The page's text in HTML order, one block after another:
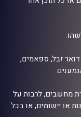
זבל, ספאמים,
מחשבים, לרבות על
או יישומים, או בכל